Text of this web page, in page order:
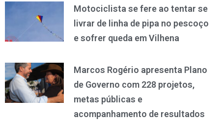
Motociclista se fere ao tentar se
livrar de linha de pipa no pescoço
e sofrer queda em Vilhena
Marcos Rogério apresenta Plano
de Governo com 228 projetos,
metas públicas e
acompanhamento de resultados